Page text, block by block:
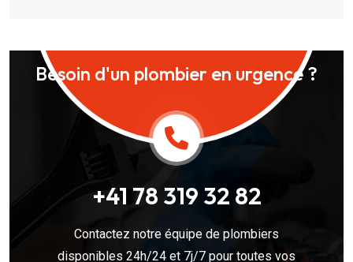
Besoin d'un plombier en urgence ?
+41 78 319 32 82
Contactez notre équipe de plombiers
disponibles 24h/24 et 7j/7 pour toutes vos